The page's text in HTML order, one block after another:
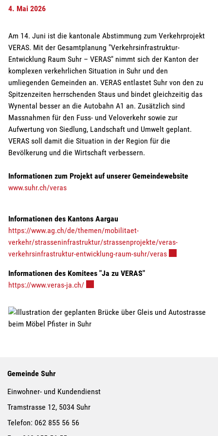
4. Mai 2026
Am 14. Juni ist die kantonale Abstimmung zum Verkehrprojekt
VERAS. Mit der Gesamtplanung "Verkehrsinfrastruktur-
Entwicklung Raum Suhr – VERAS" nimmt sich der Kanton der
komplexen verkehrlichen Situation in Suhr und den
umliegenden Gemeinden an. VERAS entlastet Suhr von den zu
Spitzenzeiten herrschenden Staus und bindet gleichzeitig das
Wynental besser an die Autobahn A1 an. Zusätzlich sind
Massnahmen für den Fuss- und Veloverkehr sowie zur
Aufwertung von Siedlung, Landschaft und Umwelt geplant.
VERAS soll damit die Situation in der Region für die
Bevölkerung und die Wirtschaft verbessern.
Informationen zum Projekt auf unserer Gemeindewebsite
www.suhr.ch/veras
Informationen des Kantons Aargau
https://www.ag.ch/de/themen/mobilitaet-
verkehr/strasseninfrastruktur/strassenprojekte/veras-
verkehrsinfrastruktur-entwicklung-raum-suhr/verasExterner Link
Informationen des Komitees "Ja zu VERAS"
https://www.veras-ja.ch/Externer Link wird in einem neuen
Gemeinde Suhr
Einwohner- und Kundendienst
Tramstrasse 12, 5034 Suhr
Telefon: 062 855 56 56